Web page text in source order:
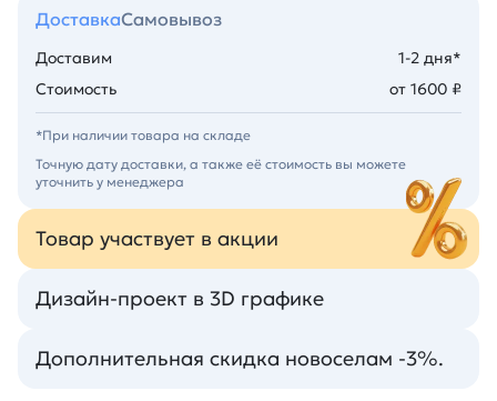
ДоставкаСамовывоз
Доставим
1-2 дня*
Стоимость
от 1600 ₽
*При наличии товара на складе
Точную дату доставки, а также её стоимость вы можете
уточнить у менеджера
Товар участвует в акции
Дизайн-проект в 3D графике
Дополнительная скидка новоселам -3%.